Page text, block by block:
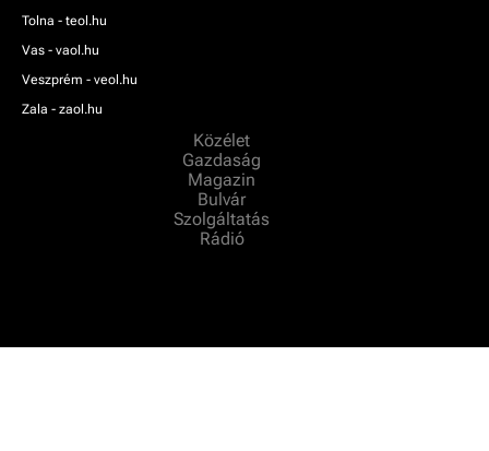
Tolna - teol.hu
Vas - vaol.hu
Veszprém - veol.hu
Zala - zaol.hu
Közélet
Gazdaság
Magazin
Bulvár
Szolgáltatás
Rádió